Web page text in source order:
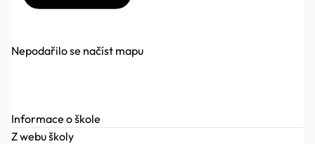
Nepodařilo se načíst mapu
Informace o škole
Z webu školy